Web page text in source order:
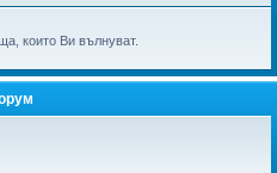
които Ви вълнуват.